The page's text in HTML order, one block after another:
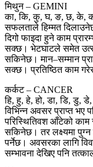
मिथुन – GEMINI
का, कि, कु, घ, ङ, छ, के,
सफलताले हिम्मत
दिगो फाइदा हुने काम
सक्छ। भेटघाटले समेत
सकिनेछ। मान–सम्मान
सक्छ। प्रतिष्ठित काम
कर्कट – CANCER
हि, हु, हे, हो, डा, डि, डु,
विभिन्न अवसर प्राप्त भए
परिस्थितिवश आँटेको काम
सकिनेछ। तर लक्ष्यमा
पर्नेछ। अवसरका लागि
सम्भावना देखिए पनि